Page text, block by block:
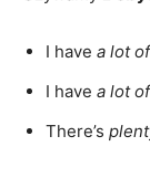
I have a lot of
I have a lot of
There’s